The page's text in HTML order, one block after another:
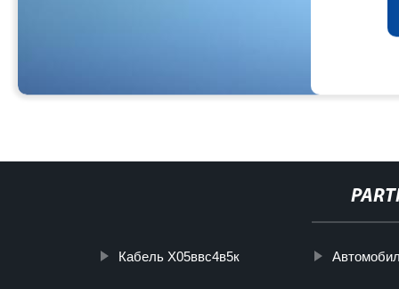
Кабель Х05ввс4в5к